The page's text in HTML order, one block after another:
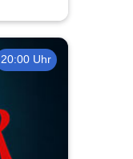
20:00 Uhr